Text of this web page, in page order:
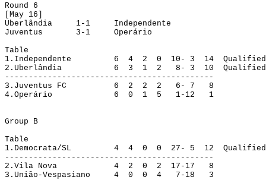
Round 6
May 16]
Uberlândia
1-1
Independente
Juventus
3-1
Operário
Table
1.Independente
6 4 2 0 10- 3 14
Qualified
2.Uberlândia
6 3 1 2 8- 3 10
Qualified
--------------------------------------------
3.Juventus FC 6 2 2 2 6- 7
8
4.Operário
6 0 1 5 1-12 1
Group B
Table
1. Democrata/SL 4 4 0 0 27- 5 12
Qualified
--------------------------------------------
2. Vila Nova 4 2 0 2 17-17
8
3. União-Vespasiano 4 0 0 4 7-18
3